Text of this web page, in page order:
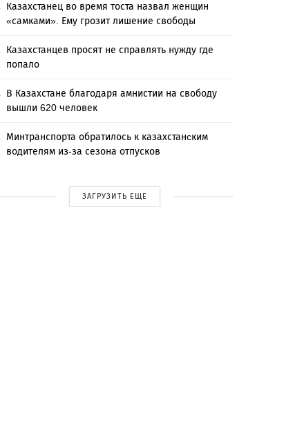
Казахстанец во время тоста назвал женщин
«самками». Ему грозит лишение свободы
Казахстанцев просят не справлять нужду где
попало
В Казахстане благодаря амнистии на свободу
вышли 620 человек
Минтранспорта обратилось к казахстанcким
водителям из-за сезона отпусков
ЗАГРУЗИТЬ ЕЩЕ